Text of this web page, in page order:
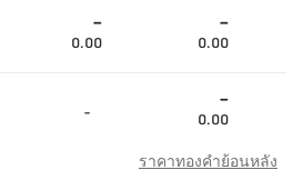
-
0.00
-
0.00
- -
0.00
ราคาทองคำย้อนหลัง